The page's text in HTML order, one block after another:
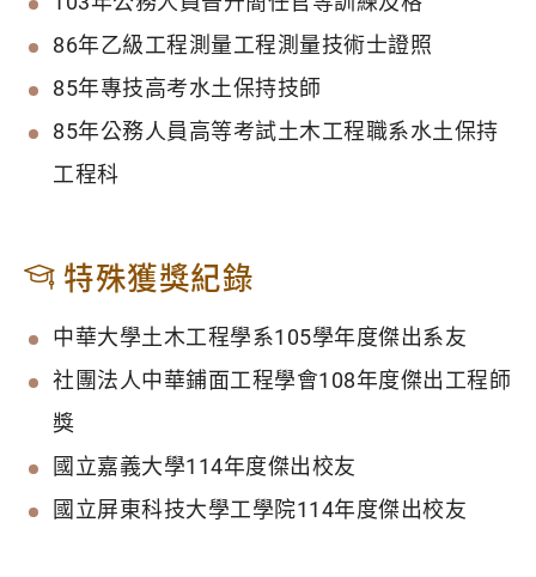
86年乙級工程測量工程測量技術士證照
85年專技高考水土保持技師
85年公務人員高等考試土木工程職系水土保持
工程科
特殊獲獎紀錄
中華大學土木工程學系105學年度傑出系友
社團法人中華鋪面工程學會108年度傑出工程師
獎
國立嘉義大學114年度傑出校友
國立屏東科技大學工學院114年度傑出校友